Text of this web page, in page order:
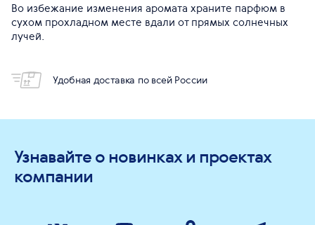
Во избежание изменения аромата храните парфюм в
сухом прохладном месте вдали от прямых солнечных
лучей.
Удобная доставка по всей России
Узнавайте о новинках и проектах
компании